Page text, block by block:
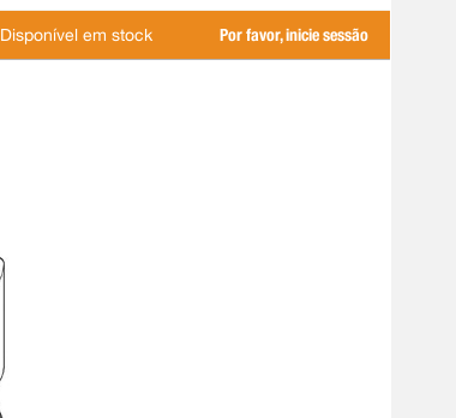
Disponível em stock Por favor, inicie sessão